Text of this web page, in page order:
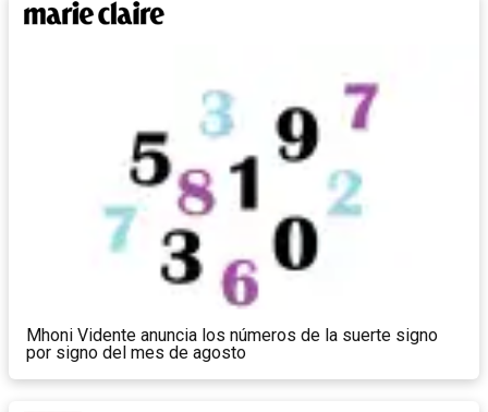
Mhoni Vidente anuncia los números de la suerte signo
por signo del mes de agosto